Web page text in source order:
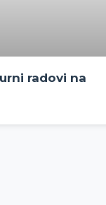
radovi na